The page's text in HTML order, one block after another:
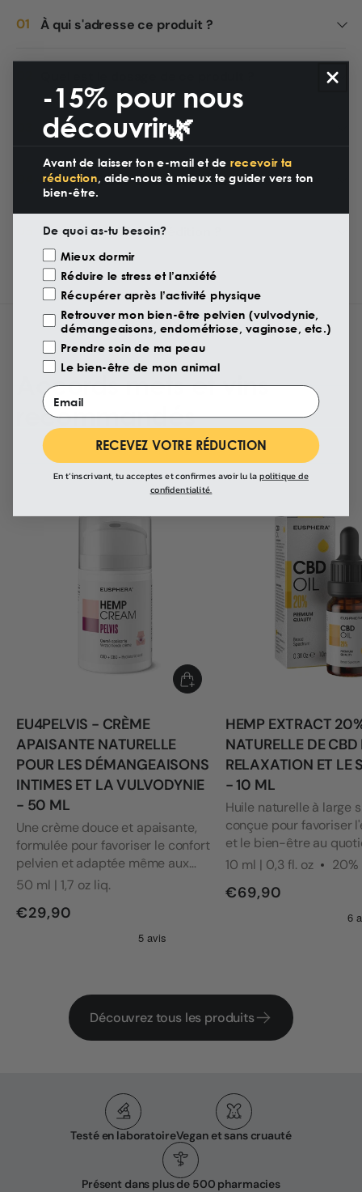
À qui s'adresse ce produit ?
Autres avertissements
Quels sont les délais de livraison ?
Combien coûte l'expédition ?
Accords mets et vins
recommandés
EU4PELVIS - CRÈME
APAISANTE NATURELLE
POUR LES DÉMANGEAISONS
INTIMES ET LA VULVODYNIE
- 50 ML
Une crème douce et apaisante,
formulée pour favoriser le confort
pelvien et adaptée même aux
zones les plus sensibles. Sa
formule a été développée en
tenant compte des besoins des
personnes souffrant de
50 ml | 1,7 oz liq.
€29,90
HEMP EXTRACT
NATURELLE DE
RELAXATION ET LE
- 10 ML
Huile naturelle à large
conçue pour favoriser
et le bien-être au
Formules de qualité
indépendants.
10 ml | 0,3 fl. oz 20%
€69,90
Découvrez tous les produits
Testé en laboratoireVegan et sans cruauté
Présent dans plus de 500 pharmacies
-15% pour nous
découvrir🌿
Avant de laisser ton e-mail et de recevoir ta
réduction, aide-nous à mieux te guider vers ton
bien-être.
De quoi as-tu besoin?
Motivazione Visita
Mieux dormir
Réduire le stress et l’anxiété
Récupérer après l’activité physique
Retrouver mon bien-être pelvien (vulvodynie,
démangeaisons, endométriose, vaginose, etc.)
Prendre soin de ma peau
Le bien-être de mon animal
Email
RECEVEZ VOTRE RÉDUCTION
En t’inscrivant, tu acceptes et confirmes avoir lu lapolitique de
confidentialité.